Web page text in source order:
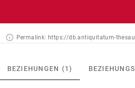
Permalink: https://db.antiquitatum-
BEZIEHUNGEN (1)